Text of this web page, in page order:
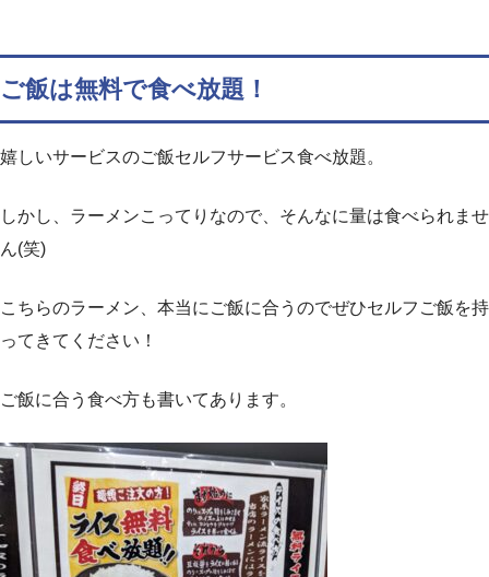
ご飯は無料で食べ放題！
嬉しいサービスのご飯セルフサービス食べ放題。
しかし、ラーメンこってりなので、そんなに量は食べられませ
ん(笑)
こちらのラーメン、本当にご飯に合うのでぜひセルフご飯を持
ってきてください！
ご飯に合う食べ方も書いてあります。